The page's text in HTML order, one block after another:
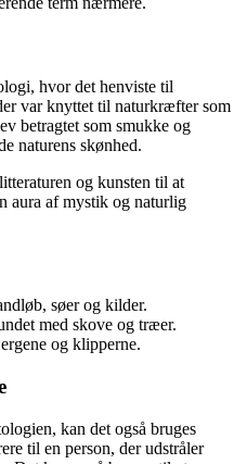
hvor det henviste til
var knyttet til naturkræfter som
betragtet som smukke og
naturens skønhed.
og kunsten til at
aura af mystik og naturlig
søer og kilder.
med skove og træer.
og klipperne.
kan det også bruges
til en person, der udstråler